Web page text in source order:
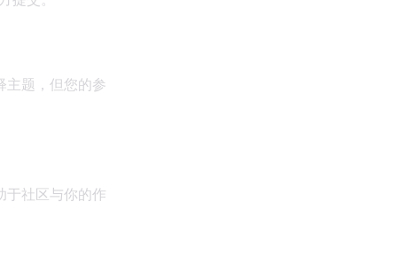
主题，但您的参
于社区与你的作